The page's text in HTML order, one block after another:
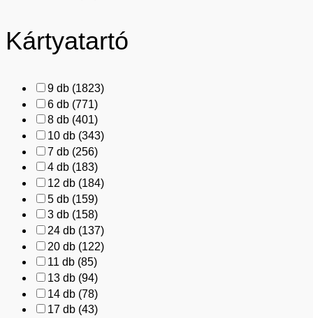
Kártyatartó
9 db (1823)
6 db (771)
8 db (401)
10 db (343)
7 db (256)
4 db (183)
12 db (184)
5 db (159)
3 db (158)
24 db (137)
20 db (122)
11 db (85)
13 db (94)
14 db (78)
17 db (43)